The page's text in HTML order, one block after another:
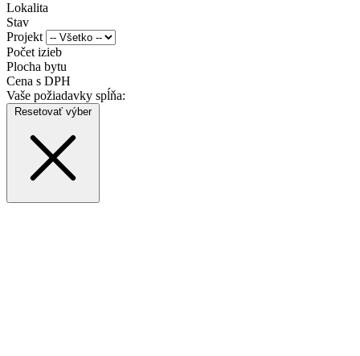
Lokalita
Stav
Projekt
Počet izieb
Plocha bytu
Cena s DPH
Vaše požiadavky spĺňa:
Resetovať výber